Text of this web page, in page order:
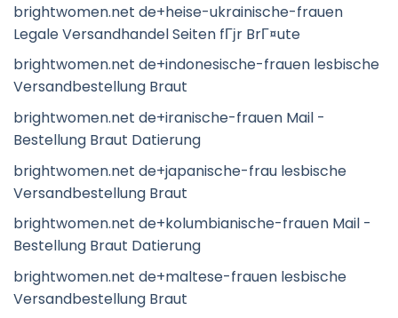
brightwomen.net de+heise-ukrainische-frauen
Legale Versandhandel Seiten fГјr BrГ¤ute
brightwomen.net de+indonesische-frauen lesbische
Versandbestellung Braut
brightwomen.net de+iranische-frauen Mail -
Bestellung Braut Datierung
brightwomen.net de+japanische-frau lesbische
Versandbestellung Braut
brightwomen.net de+kolumbianische-frauen Mail -
Bestellung Braut Datierung
brightwomen.net de+maltese-frauen lesbische
Versandbestellung Braut